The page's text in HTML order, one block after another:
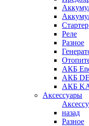
Стартер
Реле
Разное
АКБ
АКБ
АКБ
Аксессуары
назад
Разное